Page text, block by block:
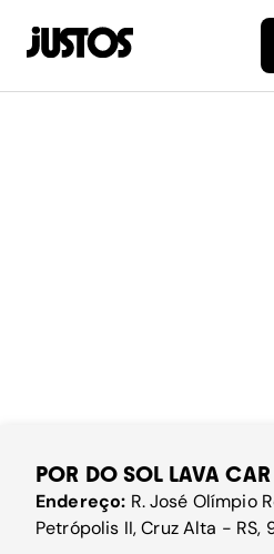
POR DO SOL LAVA CAR
Endereço: R. José Olímpio
Petrópolis II, Cruz Alta -